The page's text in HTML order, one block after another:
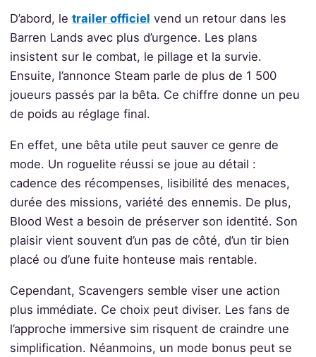
D’abord, le trailer officiel vend un retour dans les
Barren Lands avec plus d’urgence. Les plans
insistent sur le combat, le pillage et la survie.
Ensuite, l’annonce Steam parle de plus de 1 500
joueurs passés par la bêta. Ce chiffre donne un peu
de poids au réglage final.
En effet, une bêta utile peut sauver ce genre de
mode. Un roguelite réussi se joue au détail :
cadence des récompenses, lisibilité des menaces,
durée des missions, variété des ennemis. De plus,
Blood West a besoin de préserver son identité. Son
plaisir vient souvent d’un pas de côté, d’un tir bien
placé ou d’une fuite honteuse mais rentable.
Cependant, Scavengers semble viser une action
plus immédiate. Ce choix peut diviser. Les fans de
l’approche immersive sim risquent de craindre une
simplification. Néanmoins, un mode bonus peut se